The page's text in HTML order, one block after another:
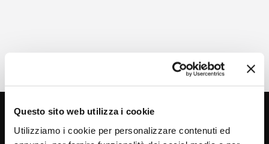
Questo sito web utilizza i cookie
Utilizziamo i cookie per personalizzare contenuti ed